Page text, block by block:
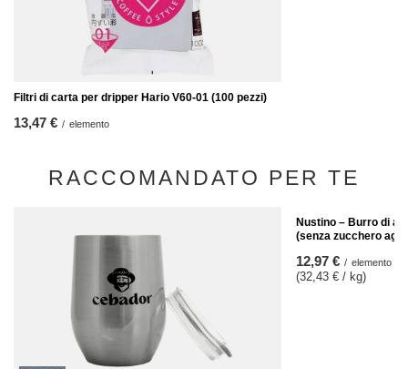
Filtri di carta per dripper Hario V60-01 (100 pezzi)
13,47 € / elemento
RACCOMANDATO PER TE
Nustino – Burro di
(senza zucchero
12,97 € / elemento
(32,43 € / kg)